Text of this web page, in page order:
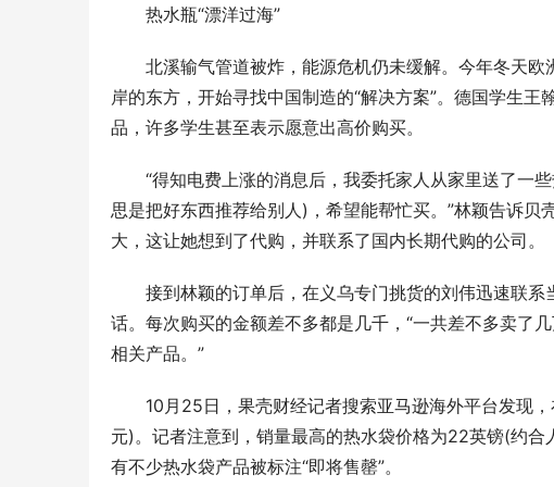
热水瓶“漂洋过海”
北溪输气管道被炸，能源危机仍未缓解。今年冬天
岸的东方，开始寻找中国制造的“解决方案”。德国学生
品，许多学生甚至表示愿意出高价购买。
“得知电费上涨的消息后，我委托家人从家里送了一
思是把好东西推荐给别人)，希望能帮忙买。”林颖告诉
大，这让她想到了代购，并联系了国内长期代购的公司。
接到林颖的订单后，在义乌专门挑货的刘伟迅速联
话。每次购买的金额差不多都是几千，“一共差不多卖了
相关产品。”
10月25日，果壳财经记者搜索亚马逊海外平台发现
元)。记者注意到，销量最高的热水袋价格为22英镑(约
有不少热水袋产品被标注“即将售罄”。